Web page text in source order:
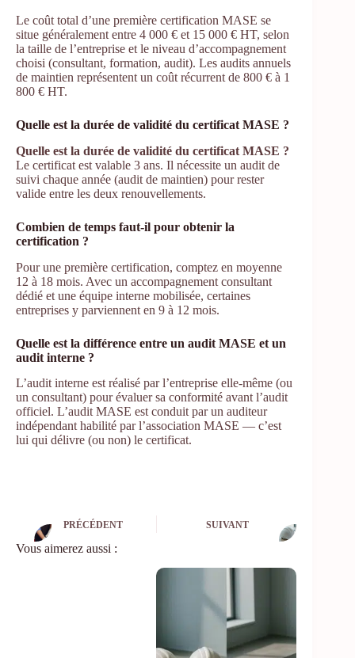
Le coût total d’une première certification MASE se
situe généralement entre 4 000 € et 15 000 € HT, selon
la taille de l’entreprise et le niveau d’accompagnement
choisi (consultant, formation, audit). Les audits annuels
de maintien représentent un coût récurrent de 800 € à 1
800 € HT.
Quelle est la durée de validité du certificat MASE ?
Quelle est la durée de validité du certificat MASE ?
Le certificat est valable 3 ans. Il nécessite un audit de
suivi chaque année (audit de maintien) pour rester
valide entre les deux renouvellements.
Combien de temps faut-il pour obtenir la
certification ?
Pour une première certification, comptez en moyenne
12 à 18 mois. Avec un accompagnement consultant
dédié et une équipe interne mobilisée, certaines
entreprises y parviennent en 9 à 12 mois.
Quelle est la différence entre un audit MASE et un
audit interne ?
L’audit interne est réalisé par l’entreprise elle-même (ou
un consultant) pour évaluer sa conformité avant l’audit
officiel. L’audit MASE est conduit par un auditeur
indépendant habilité par l’association MASE — c’est
lui qui délivre (ou non) le certificat.
PRÉCÉDENT SUIVANT
Vous aimerez aussi :